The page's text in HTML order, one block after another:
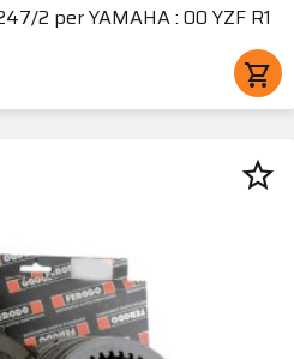
2 per YAMAHA : 00 YZF R1
shopping_cart
star_border